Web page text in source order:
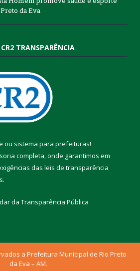
da Eva
TRANSPARÊNCIA
ou sistema para prefeituras!
completa, onde garantimos em
das leis de transparência
da Transparência Pública
a Prefeitura Municipal de Rio Preto
da Eva – AM.